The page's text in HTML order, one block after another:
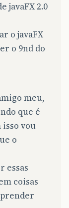
javaFX 2.0
o javaFX
o 9nd do
meu,
que é
vou
o
essas
coisas